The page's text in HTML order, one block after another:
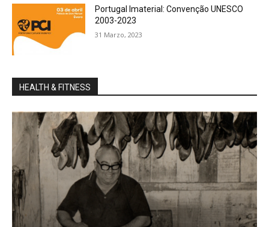
Portugal Imaterial: Convenção UNESCO
2003-2023
31 Marzo, 2023
HEALTH & FITNESS